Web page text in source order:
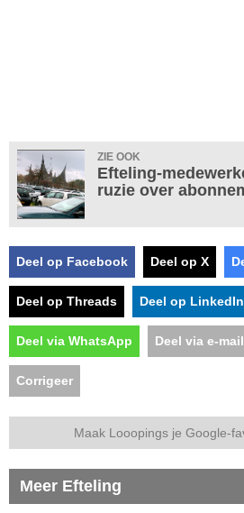
ZIE OOK
Efteling-
ruzie over
Deel op Facebook Deel op X
Deel op Threads Deel op LinkedIn
Deel via WhatsApp Deel via e-mail
Corrigeer
Maak Looopings je Google-
Meer Efteling